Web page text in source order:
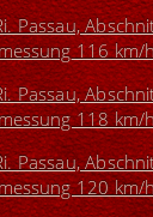
Passau,
116 km/
Passau,
118
Passau,
120